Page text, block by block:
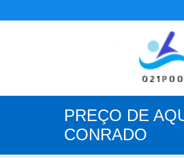
PREÇO DE
CONRADO